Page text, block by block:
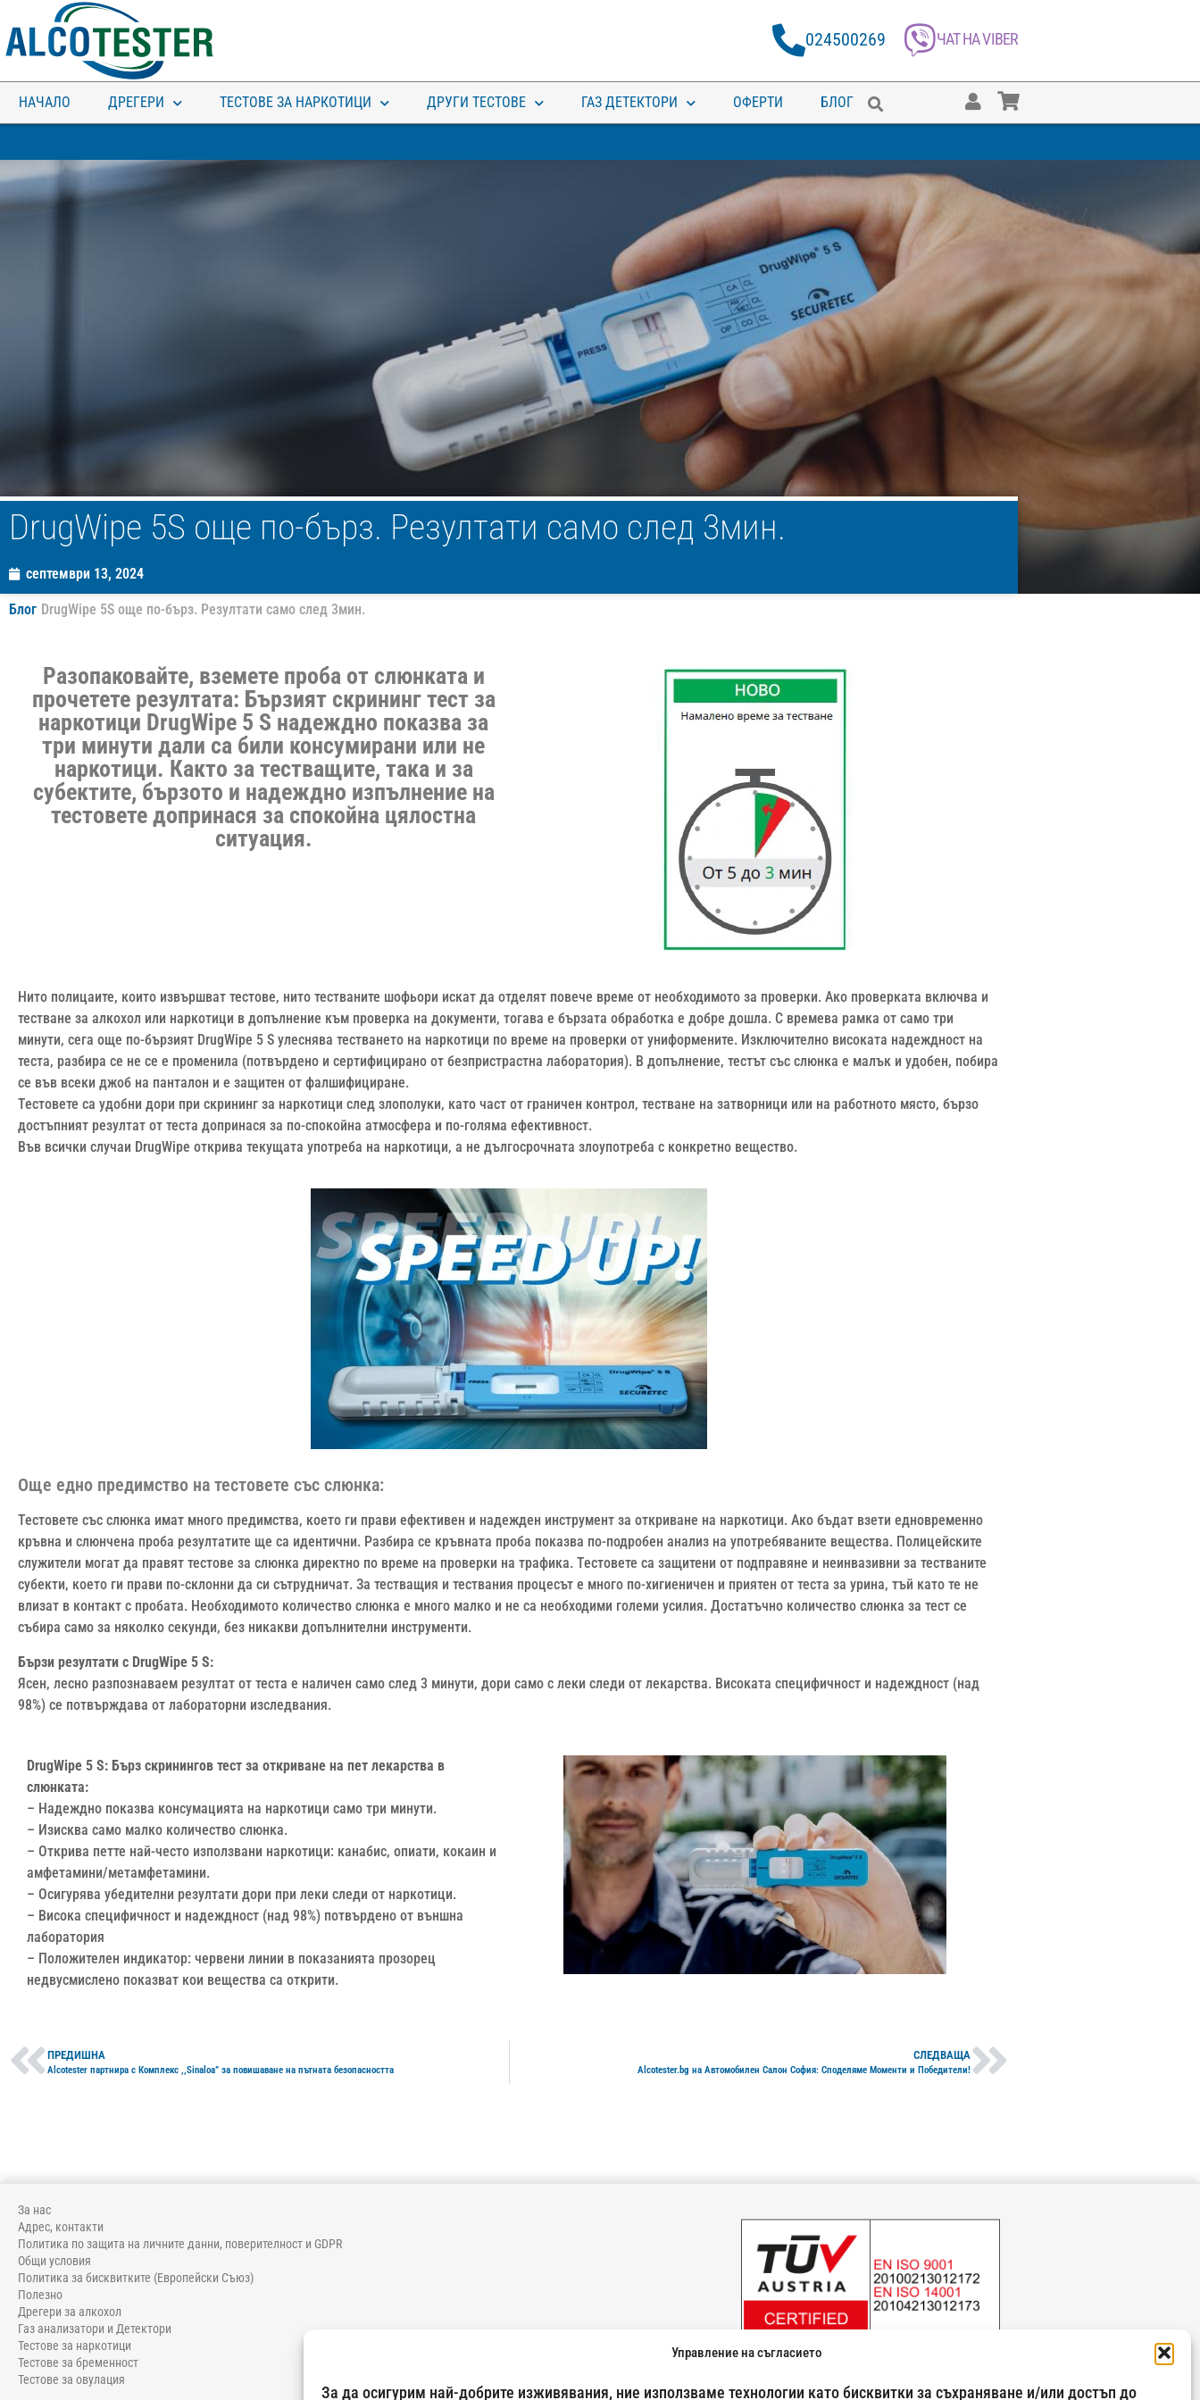
Управление на съгласието
За да осигурим най-добрите изживявания, ние използваме технологии като бисквитки за съхраняване и/или достъп до
024500269 ЧАТ НА VIBER
НАЧАЛО ДРЕГЕРИ ТЕСТОВЕ ЗА НАРКОТИЦИ ДРУГИ ТЕСТОВЕ ГАЗ ДЕТЕКТОРИ ОФЕРТИ БЛОГ
DrugWipe 5S още по-бърз. Резултати само след 3мин.
септември 13, 2024
Блог DrugWipe 5S още по-бърз. Резултати само след 3мин.
Разопаковайте, вземете проба от слюнката и
прочетете резултата: Бързият скрининг тест за
наркотици DrugWipe 5 S надеждно показва за
три минути дали са били консумирани или не
наркотици. Както за тестващите, така и за
субектите, бързото и надеждно изпълнение на
тестовете допринася за спокойна цялостна
ситуация.
Нито полицаите, които извършват тестове, нито тестваните шофьори искат да отделят повече време от необходимото за проверки. Ако проверката включва и
тестване за алкохол или наркотици в допълнение към проверка на документи, тогава е бързата обработка е добре дошла. С времева рамка от само три
минути, сега още по-бързият DrugWipe 5 S улеснява тестването на наркотици по време на проверки от униформените. Изключително високата надеждност на
теста, разбира се не се е променила (потвърдено и сертифицирано от безпристрастна лаборатория). В допълнение, тестът със слюнка е малък и удобен, побира
се във всеки джоб на панталон и е защитен от фалшифициране.
Тестовете са удобни дори при скрининг за наркотици след злополуки, като част от граничен контрол, тестване на затворници или на работното място, бързо
достъпният резултат от теста допринася за по-спокойна атмосфера и по-голяма ефективност.
Във всички случаи DrugWipe открива текущата употреба на наркотици, а не дългосрочната злоупотреба с конкретно вещество.
Още едно предимство на тестовете със слюнка:
Тестовете със слюнка имат много предимства, което ги прави ефективен и надежден инструмент за откриване на наркотици. Ако бъдат взети едновременно
кръвна и слюнчена проба резултатите ще са идентични. Разбира се кръвната проба показва по-подробен анализ на употребяваните вещества. Полицейските
служители могат да правят тестове за слюнка директно по време на проверки на трафика. Тестовете са защитени от подправяне и неинвазивни за тестваните
субекти, което ги прави по-склонни да си сътрудничат. За тестващия и тествания процесът е много по-хигиеничен и приятен от теста за урина, тъй като те не
влизат в контакт с пробата. Необходимото количество слюнка е много малко и не са необходими големи усилия. Достатъчно количество слюнка за тест се
събира само за няколко секунди, без никакви допълнителни инструменти.
Бързи резултати с DrugWipe 5 S:
Ясен, лесно разпознаваем резултат от теста е наличен само след 3 минути, дори само с леки следи от лекарства. Високата специфичност и надеждност (над
98%) се потвърждава от лабораторни изследвания.
DrugWipe 5 S: Бърз скринингов тест за откриване на пет лекарства в
слюнката:
– Надеждно показва консумацията на наркотици само три минути.
– Изисква само малко количество слюнка.
– Открива петте най-често използвани наркотици: канабис, опиати, кокаин и
амфетамини/метамфетамини.
– Осигурява убедителни резултати дори при леки следи от наркотици.
– Висока специфичност и надеждност (над 98%) потвърдено от външна
лаборатория
– Положителен индикатор: червени линии в показанията прозорец
недвусмислено показват кои вещества са открити.
ПРЕДИШНА
Alcotester партнира с Комплекс ,,Sinaloa” за повишаване на пътната безопасността
СЛЕДВАЩА
Alcotester.bg на Автомобилен Салон София: Споделяме Моменти и Победители!
За нас
Адрес, контакти
Политика по защита на личните данни, поверителност и GDPR
Общи условия
Политика за бисквитките (Европейски Съюз)
Полезно
Дрегери за алкохол
Газ анализатори и Детектори
Тестове за наркотици
Тестове за бременност
Тестове за овулация